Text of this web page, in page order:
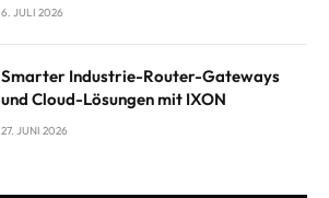
6. JULI 2026
Smarter Industrie-Router-Gateways
und Cloud-Lösungen mit IXON
27. JUNI 2026